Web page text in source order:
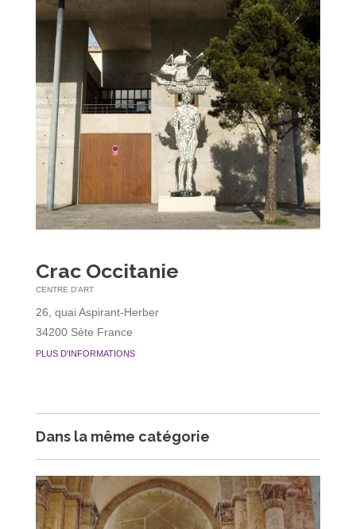
Crac Occitanie
CENTRE D'ART
26, quai Aspirant-Herber
34200 Sète France
PLUS D'INFORMATIONS
Dans la même catégorie